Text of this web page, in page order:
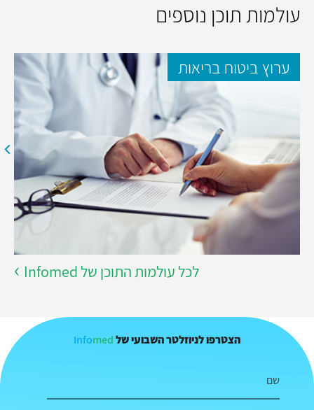
עולמות תוכן נוספים
ערוץ ביטוח בריאות
לכל עולמות התוכן של Infomed
הצטרפו לניוזלטר השבועי של Infomed
שם